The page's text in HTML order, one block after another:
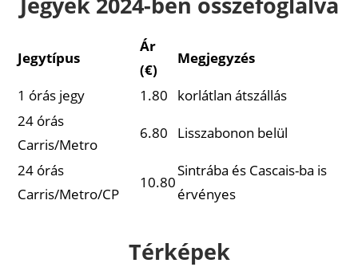
Jegytípus
Ár
(€)
Megjegyzés
1 órás jegy 1.80
korlátlan átszállás
24 órás
Carris/Metro
6.80 Lisszabonon belül
24 órás
Carris/Metro/CP
10.80
Sintrába és Cascais-ba is
érvényes
Térképek